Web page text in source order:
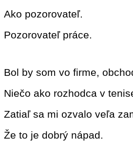
Ako pozorovateľ.
Pozorovateľ práce.
Bol by som vo firme,
Niečo ako rozhodca v
Zatiaľ sa mi ozvalo veľa
Že to je dobrý nápad.